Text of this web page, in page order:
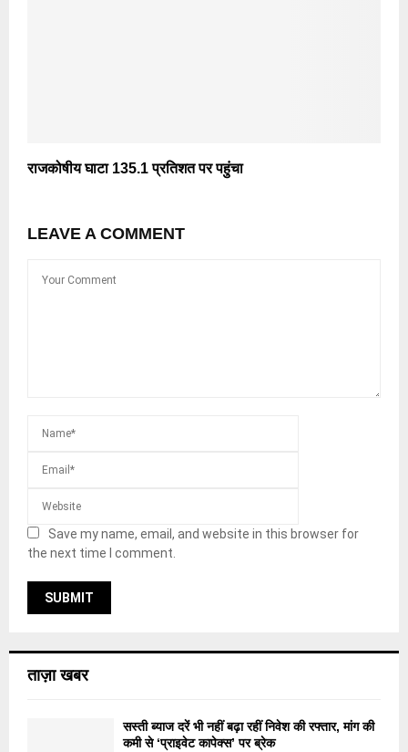
राजकोषीय घाटा 135.1 प्रतिशत पर पहुंचा
LEAVE A COMMENT
Save my name, email, and website in this browser for
the next time I comment.
ताज़ा खबर
सस्ती ब्याज दरें भी नहीं बढ़ा रहीं निवेश की रफ्तार, मांग की
कमी से ‘प्राइवेट कापेक्स’ पर ब्रेक